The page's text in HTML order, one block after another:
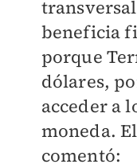
beneficia
porque
dólares,
acceder a
moneda. E
comentó: